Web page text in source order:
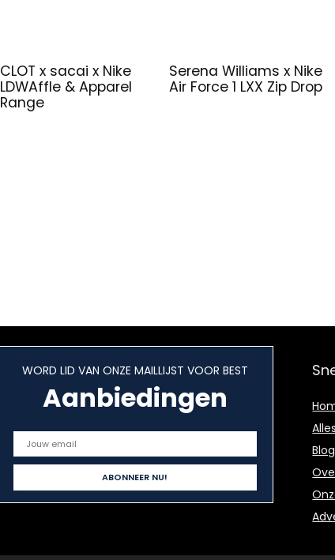
CLOT x sacai x Nike
LDWAffle & Apparel
Range
Serena Williams x Nike
Air Force 1 LXX Zip Drop
WORD LID VAN ONZE MAILLIJST VOOR BEST
Aanbiedingen